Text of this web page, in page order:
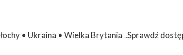
• Ukraina • Wielka Brytania .Sprawdź